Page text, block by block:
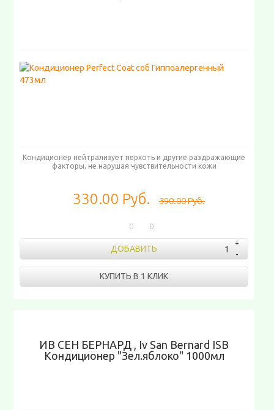
Кондиционер нейтрализует перхоть и другие раздражающие
факторы, не нарушая чувствительности кожи
330.00 Руб. 390.00 Руб.
0 0
ДОБАВИТЬ
КУПИТЬ В 1 КЛИК
ИВ СЕН БЕРНАРД , Iv San Bernard ISB
Кондиционер "Зел.яблоко" 1000мл